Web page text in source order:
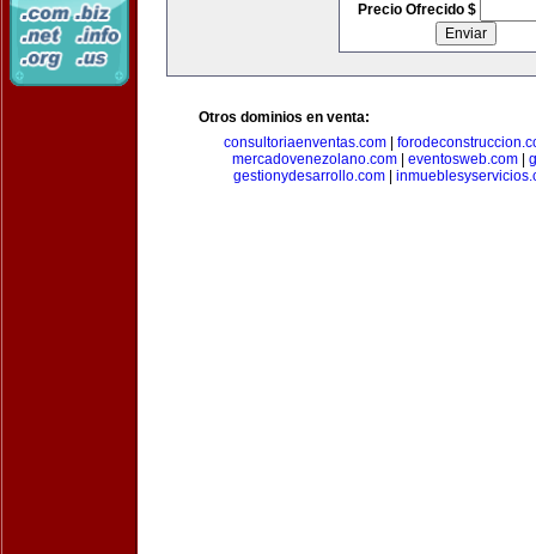
Precio Ofrecido $
Otros dominios en venta:
consultoriaenventas.com
mercadovenezolano.com
eventosweb.com
gestionydesarrollo.com